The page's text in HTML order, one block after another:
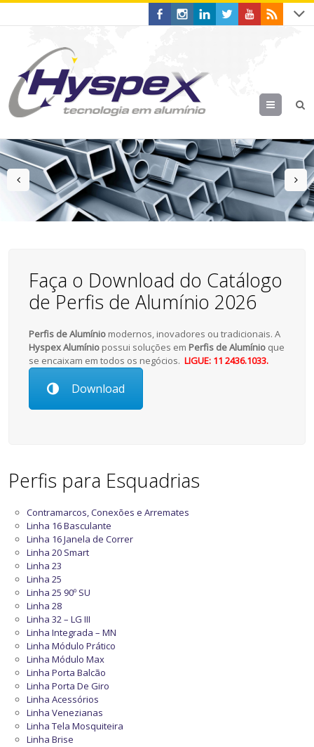
Menu
prev
Faça o Download do Catálogo
de Perfis de Alumínio 2026
Perfis de Alumínio modernos, inovadores ou tradicionais. A
Hyspex Alumínio possui soluções em Perfis de Alumínio que
se encaixam em todos os negócios.LIGUE: 11 2436.1033.
Download
Perfis para Esquadrias
Contramarcos, Conexões e Arremates
Linha 16 Basculante
Linha 16 Janela de Correr
Linha 20 Smart
Linha 23
Linha 25
Linha 25 90º SU
Linha 28
Linha 32 – LG III
Linha Integrada – MN
Linha Módulo Prático
Linha Módulo Max
Linha Porta Balcão
Linha Porta De Giro
Linha Acessórios
Linha Venezianas
Linha Tela Mosquiteira
Linha Brise